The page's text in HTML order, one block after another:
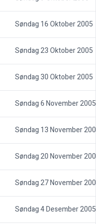
Søndag 16 Oktober 2005
Søndag 23 Oktober 2005
Søndag 30 Oktober 2005
Søndag 6 November 2005
Søndag 13 November
Søndag 20 November
Søndag 27 November
Søndag 4 Desember 2005